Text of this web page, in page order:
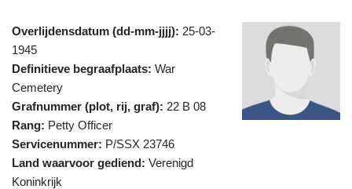
Overlijdensdatum (dd-mm-jjjj): 25-03-
1945
Definitieve begraafplaats: War
Cemetery
Grafnummer (plot, rij, graf): 22 B 08
Rang: Petty Officer
Servicenummer: P/SSX 23746
Land waarvoor gediend: Verenigd
Koninkrijk